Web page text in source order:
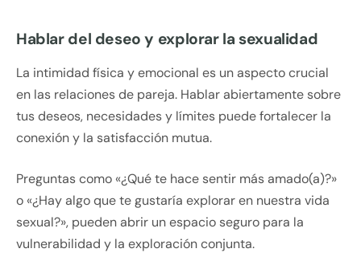
Hablar del deseo y explorar la sexualidad
La intimidad física y emocional es un aspecto crucial
en las relaciones de pareja. Hablar abiertamente sobre
tus deseos, necesidades y límites puede fortalecer la
conexión y la satisfacción mutua.
Preguntas como «¿Qué te hace sentir más amado(a)?»
o «¿Hay algo que te gustaría explorar en nuestra vida
sexual?», pueden abrir un espacio seguro para la
vulnerabilidad y la exploración conjunta.